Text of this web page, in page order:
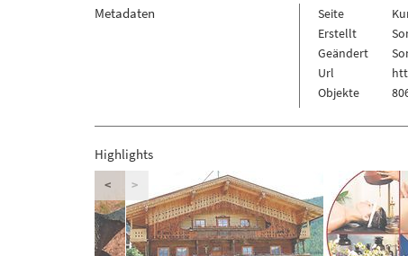
Metadaten Seite
Erstellt
Geändert
Url
Objekte
Highlights
< >